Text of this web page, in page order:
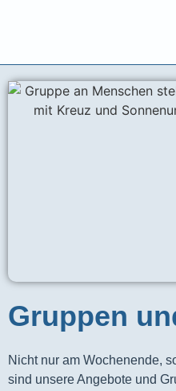
Gruppen
Nicht nur am Wochenende,
sind unsere Angebote und